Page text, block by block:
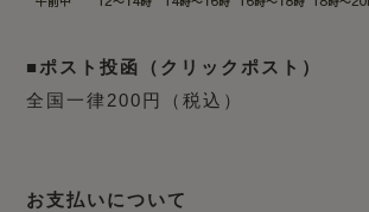
■ポスト投函（クリックポスト）
全国一律200円（税込）
お支払いについて